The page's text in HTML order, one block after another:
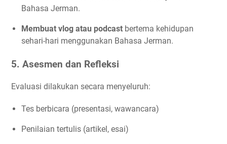
Bahasa Jerman.
Membuat vlog atau podcast bertema kehidupan
sehari-hari menggunakan Bahasa Jerman.
5. Asesmen dan Refleksi
Evaluasi dilakukan secara menyeluruh:
Tes berbicara (presentasi, wawancara)
Penilaian tertulis (artikel, esai)